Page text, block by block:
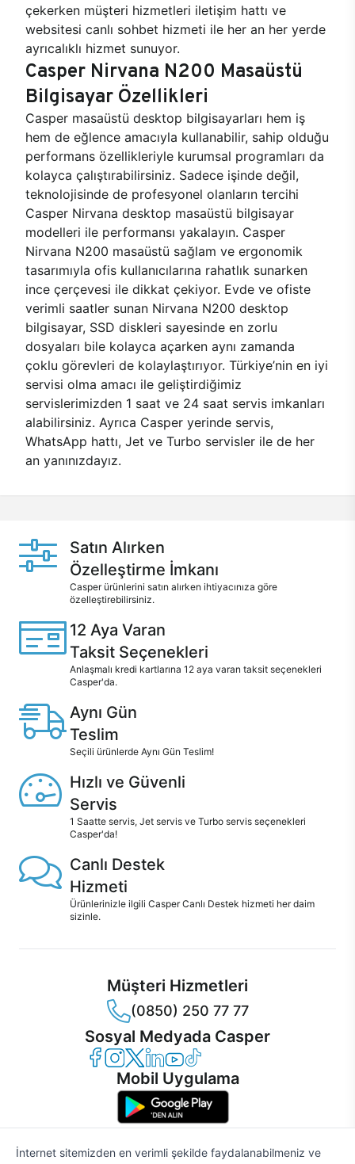
çekerken müşteri hizmetleri iletişim hattı ve
websitesi canlı sohbet hizmeti ile her an her yerde
ayrıcalıklı hizmet sunuyor.
Casper Nirvana N200 Masaüstü
Bilgisayar Özellikleri
Casper masaüstü desktop bilgisayarları hem iş
hem de eğlence amacıyla kullanabilir, sahip olduğu
performans özellikleriyle kurumsal programları da
kolayca çalıştırabilirsiniz. Sadece işinde değil,
teknolojisinde de profesyonel olanların tercihi
Casper Nirvana desktop masaüstü bilgisayar
modelleri ile performansı yakalayın. Casper
Nirvana N200 masaüstü sağlam ve ergonomik
tasarımıyla ofis kullanıcılarına rahatlık sunarken
ince çerçevesi ile dikkat çekiyor. Evde ve ofiste
verimli saatler sunan Nirvana N200 desktop
bilgisayar, SSD diskleri sayesinde en zorlu
dosyaları bile kolayca açarken aynı zamanda
çoklu görevleri de kolaylaştırıyor. Türkiye’nin en iyi
servisi olma amacı ile geliştirdiğimiz
servislerimizden 1 saat ve 24 saat servis imkanları
alabilirsiniz. Ayrıca Casper yerinde servis,
WhatsApp hattı, Jet ve Turbo servisler ile de her
an yanınızdayız.
Satın Alırken
Özelleştirme İmkanı
Casper ürünlerini satın alırken ihtiyacınıza göre
özelleştirebilirsiniz.
12 Aya Varan
Taksit Seçenekleri
Anlaşmalı kredi kartlarına 12 aya varan taksit seçenekleri
Casper'da.
Aynı Gün
Teslim
Seçili ürünlerde Aynı Gün Teslim!
Hızlı ve Güvenli
Servis
1 Saatte servis, Jet servis ve Turbo servis seçenekleri
Casper'da!
Canlı Destek
Hizmeti
Ürünlerinizle ilgili Casper Canlı Destek hizmeti her daim
sizinle.
Müşteri Hizmetleri
(0850) 250 77 77
Sosyal Medyada Casper
Casper Facebook
Casper Instagram
Casper Twitter
Casper LinkedIn
Casper YouTube
Casper TikTok
Mobil Uygulama
İnternet sitemizden en verimli şekilde faydalanabilmeniz ve